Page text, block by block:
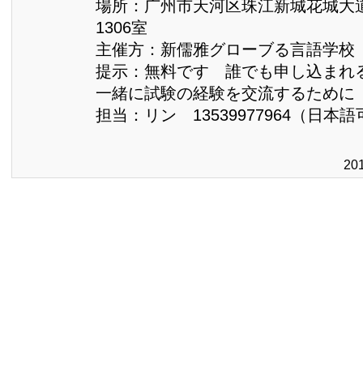
場所：广州市天河区珠江新城花城大
1306室
主催方：新儒雅グローブる言語学校
提示：無料です 誰でも申し込ま
一緒に試験の経験を交流するため
担当：リン 13539977964（日本語